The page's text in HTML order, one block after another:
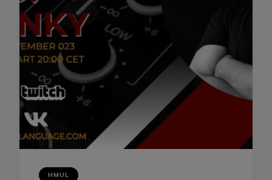
HMUL